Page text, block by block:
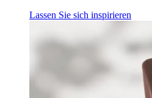
Lassen Sie sich inspirieren